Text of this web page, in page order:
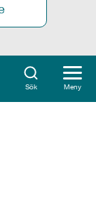
Sök Meny